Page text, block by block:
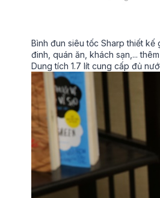
Bình đun siêu tốc Sharp thiết
đinh, quán ăn, khách sạn,...
Dung tích 1.7 lít cung cấp đủ